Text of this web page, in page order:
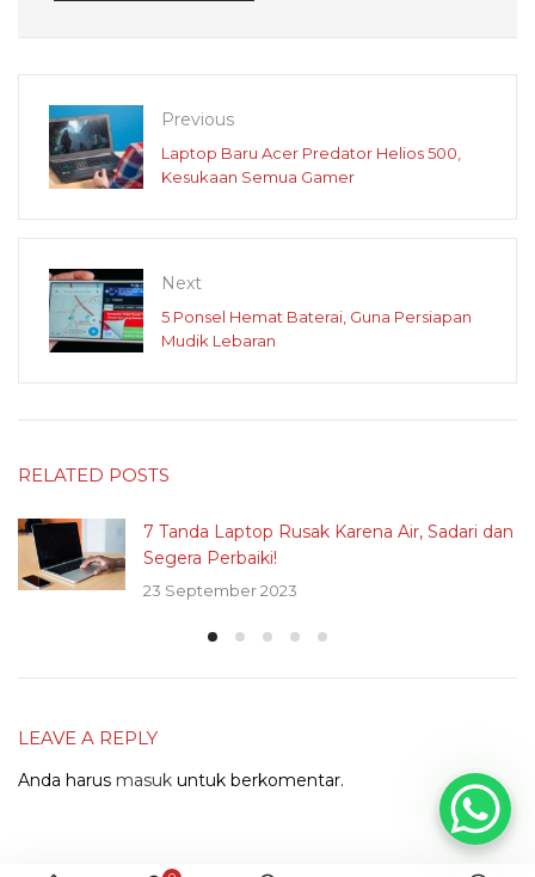
Previous
Laptop Baru Acer Predator Helios 500,
Kesukaan Semua Gamer
Next
5 Ponsel Hemat Baterai, Guna Persiapan
Mudik Lebaran
RELATED POSTS
7 Tanda Laptop Rusak Karena Air, Sadari dan
Segera Perbaiki!
23 September 2023
LEAVE A REPLY
Anda harus masuk untuk berkomentar.